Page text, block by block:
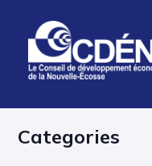
Categories